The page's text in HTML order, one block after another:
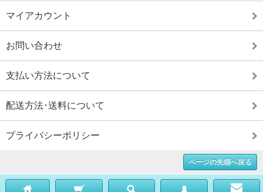
マイアカウント
お問い合わせ
支払い方法について
配送方法･送料について
プライバシーポリシー
ページの先頭へ戻る